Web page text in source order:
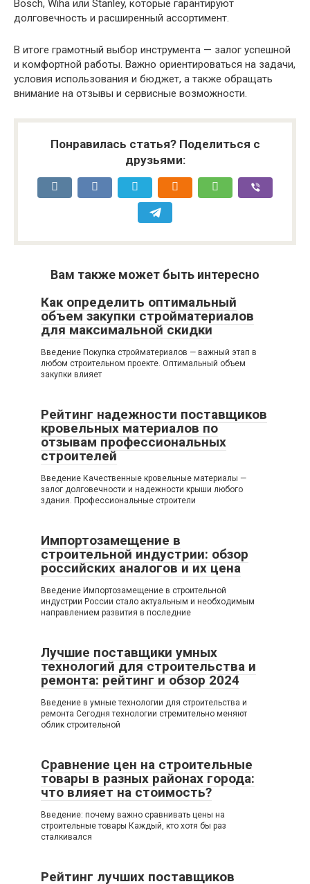
Bosch, Wiha или Stanley, которые гарантируют
долговечность и расширенный ассортимент.
В итоге грамотный выбор инструмента — залог успешной
и комфортной работы. Важно ориентироваться на задачи,
условия использования и бюджет, а также обращать
внимание на отзывы и сервисные возможности.
Понравилась статья? Поделиться с
друзьями:
Вам также может быть интересно
Как определить оптимальный
объем закупки стройматериалов
для максимальной скидки
Введение Покупка стройматериалов — важный этап в
любом строительном проекте. Оптимальный объем
закупки влияет
Рейтинг надежности поставщиков
кровельных материалов по
отзывам профессиональных
строителей
Введение Качественные кровельные материалы —
залог долговечности и надежности крыши любого
здания. Профессиональные строители
Импортозамещение в
строительной индустрии: обзор
российских аналогов и их цена
Введение Импортозамещение в строительной
индустрии России стало актуальным и необходимым
направлением развития в последние
Лучшие поставщики умных
технологий для строительства и
ремонта: рейтинг и обзор 2024
Введение в умные технологии для строительства и
ремонта Сегодня технологии стремительно меняют
облик строительной
Сравнение цен на строительные
товары в разных районах города:
что влияет на стоимость?
Введение: почему важно сравнивать цены на
строительные товары Каждый, кто хотя бы раз
сталкивался
Рейтинг лучших поставщиков